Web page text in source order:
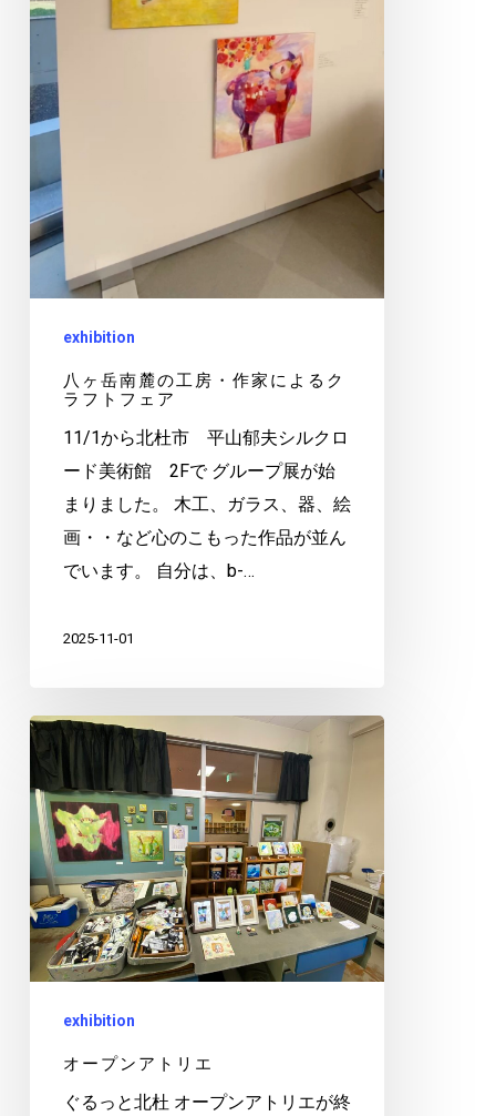
作
家
よ
る
ク
フ
exhibition
八ヶ岳南麓の工房・作家によるク
ラフトフェア
11/1から北杜市 平山郁夫シルクロ
ード美術館 2Fで グループ展が始
まりました。 木工、ガラス、器、絵
画・・など心のこもった作品が並ん
でいます。 自分は、b-…
2025-11-01
オ
ー
プ
ン
ア
ト
リ
エ
exhibition
オープンアトリエ
ぐるっと北杜 オープンアトリエが終